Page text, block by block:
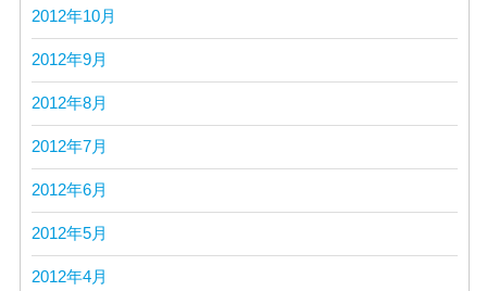
2012年10月
2012年9月
2012年8月
2012年7月
2012年6月
2012年5月
2012年4月